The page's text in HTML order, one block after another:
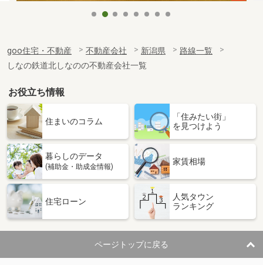
goo住宅・不動産 不動産会社 新潟県
路線一覧
しなの鉄道北しなのの不動産会社一覧
お役立ち情報
住まいのコラム
「住みたい街」
を見つけよう
暮らしのデータ
(補助金・助成金情報)
家賃相場
住宅ローン
人気タウン
ランキング
ページトップに戻る